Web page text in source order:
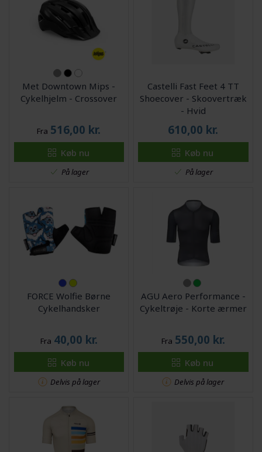
Met Downtown Mips -
Cykelhjelm - Crossover
Fra 516,00 kr.
Køb nu
På lager
Castelli Fast Feet 4 TT
Shoecover - Skoovertræk
- Hvid
610,00 kr.
Køb nu
På lager
FORCE Wolfie Børne
Cykelhandsker
Fra 40,00 kr.
Køb nu
Delvis på lager
AGU Aero Performance -
Cykeltrøje - Korte ærmer
Fra 550,00 kr.
Køb nu
Delvis på lager